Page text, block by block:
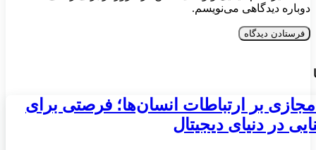
دوباره دیدگاهی می‌نویسم.
بر ارتباطات انسان‌ها؛ فرصتی برای
در دنیای دیجیتال